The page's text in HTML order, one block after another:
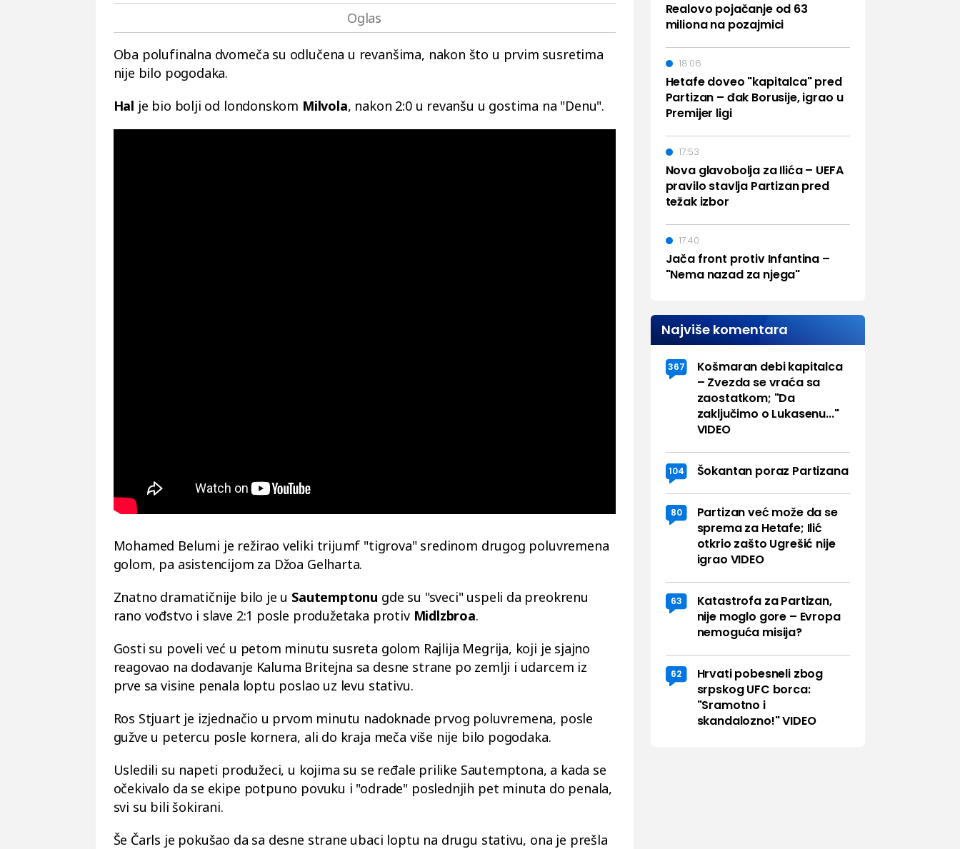
Oba polufinalna dvomeča su odlučena u revanšima, nakon što u prvim susretima
nije bilo pogodaka.
Hal je bio bolji od londonskom Milvola, nakon 2:0 u revanšu u gostima na "Denu".
Mohamed Belumi je režirao veliki trijumf "tigrova" sredinom drugog poluvremena
golom, pa asistencijom za Džoa Gelharta.
Znatno dramatičnije bilo je u Sautemptonu gde su "sveci" uspeli da preokrenu
rano vođstvo i slave 2:1 posle produžetaka protiv Midlzbroa.
Gosti su poveli već u petom minutu susreta golom Rajlija Megrija, koji je sjajno
reagovao na dodavanje Kaluma Britejna sa desne strane po zemlji i udarcem iz
prve sa visine penala loptu poslao uz levu stativu.
Ros Stjuart je izjednačio u prvom minutu nadoknade prvog poluvremena, posle
gužve u petercu posle kornera, ali do kraja meča više nije bilo pogodaka.
Usledili su napeti produžeci, u kojima su se ređale prilike Sautemptona, a kada se
očekivalo da se ekipe potpuno povuku i "odrade" poslednjih pet minuta do penala,
svi su bili šokirani.
Še Čarls je pokušao da sa desne strane ubaci loptu na drugu stativu, ona je prešla
Realovo pojačanje od 63
miliona na pozajmici
Hetafe doveo "kapitalca" pred
Partizan – đak Borusije, igrao u
Premijer ligi
18:06
Nova glavobolja za Ilića – UEFA
pravilo stavlja Partizan pred
težak izbor
17:53
Jača front protiv Infantina –
"Nema nazad za njega"
17:40
Najviše komentara
367
Košmaran debi kapitalca
– Zvezda se vraća sa
zaostatkom; "Da
zaključimo o Lukasenu..."
VIDEO
104 Šokantan poraz Partizana
80
Partizan već može da se
sprema za Hetafe; Ilić
otkrio zašto Ugrešić nije
igrao VIDEO
63
Katastrofa za Partizan,
nije moglo gore – Evropa
nemoguća misija?
62
Hrvati pobesneli zbog
srpskog UFC borca:
"Sramotno i
skandalozno!" VIDEO